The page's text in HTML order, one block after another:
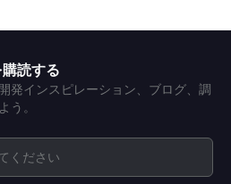
読する
発インスピレーション、ブログ、調
う。